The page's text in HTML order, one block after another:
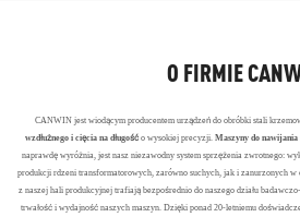
O FIRMIE
CANWIN jest wiodącym producentem urządzeń do obróbki stali
wzdłużnego i cięcia na długość o wysokiej precyzji. Maszyny do
naprawdę wyróżnia, jest nasz niezawodny system sprzężenia zwrotnego:
produkcji rdzeni transformatorowych, zarówno suchych, jak i zanurzonych
z naszej hali produkcyjnej trafiają bezpośrednio do naszego działu
trwałość i wydajność naszych maszyn. Dzięki ponad 20-letniemu